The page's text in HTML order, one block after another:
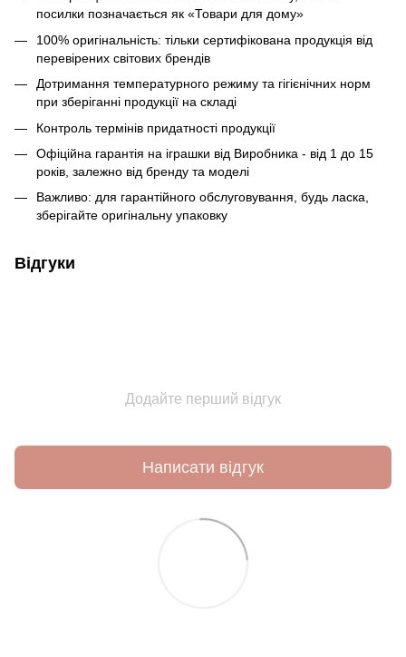
посилки позначається як «Товари для дому»
100% оригінальність: тільки сертифікована продукція від
перевірених світових брендів
Дотримання температурного режиму та гігієнічних норм
при зберіганні продукції на складі
Контроль термінів придатності продукції
Офіційна гарантія на іграшки від Виробника - від 1 до 15
років, залежно від бренду та моделі
Важливо: для гарантійного обслуговування, будь ласка,
зберігайте оригінальну упаковку
Відгуки
Додайте перший відгук
Написати відгук